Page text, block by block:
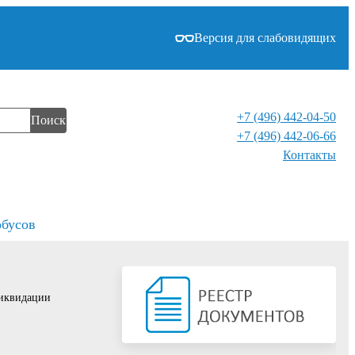
Версия для слабовидящих
Поиск
+7 (496) 442-04-50
+7 (496) 442-06-66
Контакты⁠